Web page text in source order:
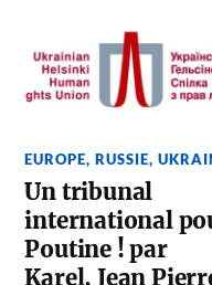
EUROPE,RUSSIE,
Un tribunal
international
Poutine ! par
Karel, Jean